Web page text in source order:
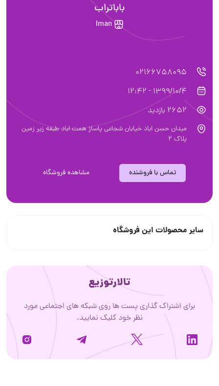
باباتراب
Iman
02166758095
1399/10/4 - 12:42
2652 بازدید
میدان حسن اباد خیابان شجاعی پاساژ همت اباد طبقه زیر زمین
پلاک ۲
تماس با فروشنده مشاهده فروشگاه
سایر محصولات این فروشگاه
تالارتوزیع
برای اشتراک گذاری پست ها روی شبکه های اجتماعی مورد
نظر خود کلیک نمایید.